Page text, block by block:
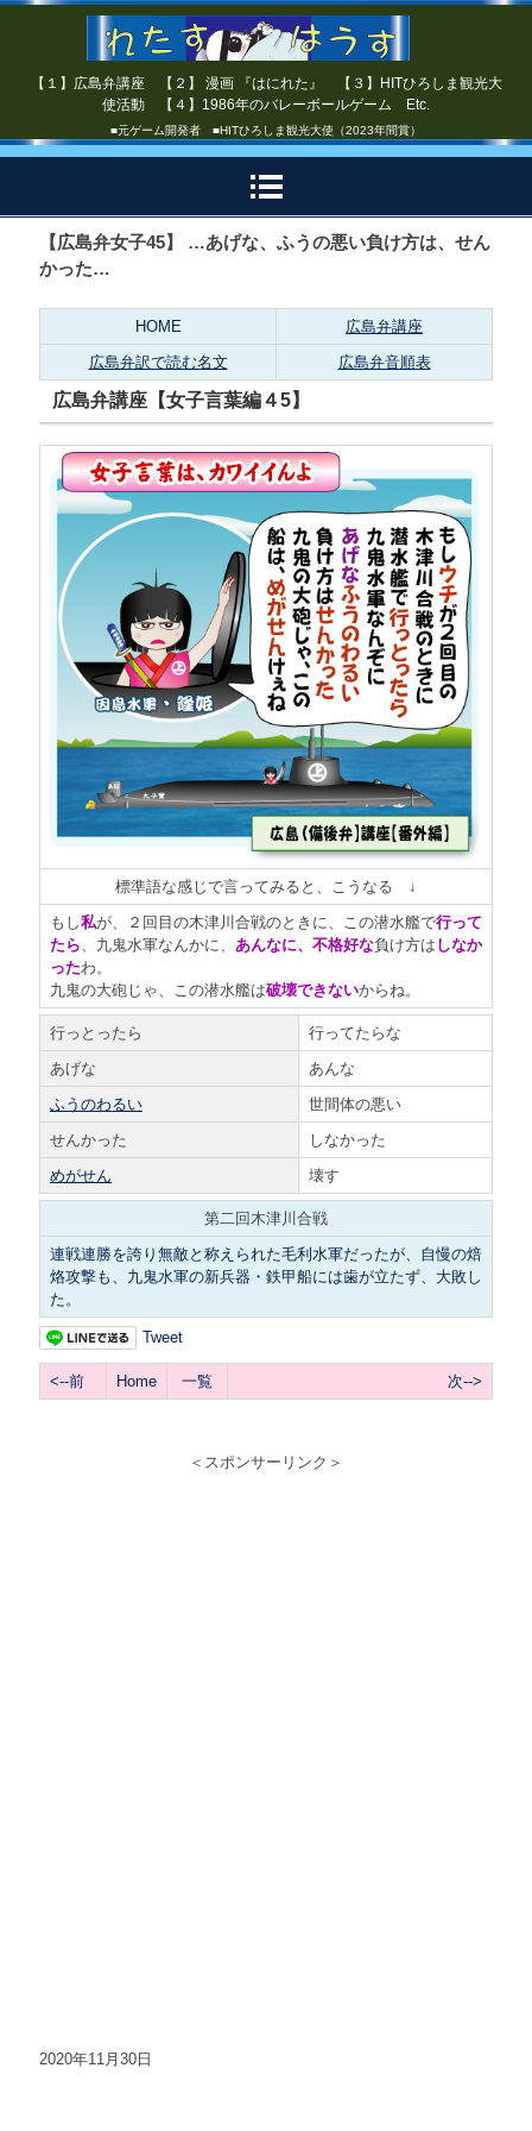
【１】広島弁講座 【２】 漫画 『はにれた』 【３】HITひろしま観光大
使活動 【４】1986年のバレーボールゲーム Etc.
■元ゲーム開発者 ■HITひろしま観光大使（2023年間賞）
【広島弁女子45】 …あげな、ふうの悪い負け方は、せん
かった…
HOME
広島弁講座
広島弁訳で読む名文
広島弁音順表
広島弁講座【女子言葉編４5】
標準語な感じで言ってみると、こうなる ↓
もし私が、２回目の木津川合戦のときに、この潜水艦で行って
たら、九鬼水軍なんかに、 あんなに、 不格好な負け方は しなか
ったわ。
九鬼の大砲じゃ、この潜水艦は破壊できないからね。
行っとったら
行ってたらな
あげな
あんな
ふうのわるい
世間体の悪い
せんかった
しなかった
めがせん
壊す
第二回木津川合戦
連戦連勝を誇り無敵と称えられた毛利水軍だったが、自慢の焙
烙攻撃も、九鬼水軍の新兵器・鉄甲船には歯が立たず、大敗し
た。
Tweet
<--前 Home 一覧 次-->
＜スポンサーリンク＞
2020年11月30日